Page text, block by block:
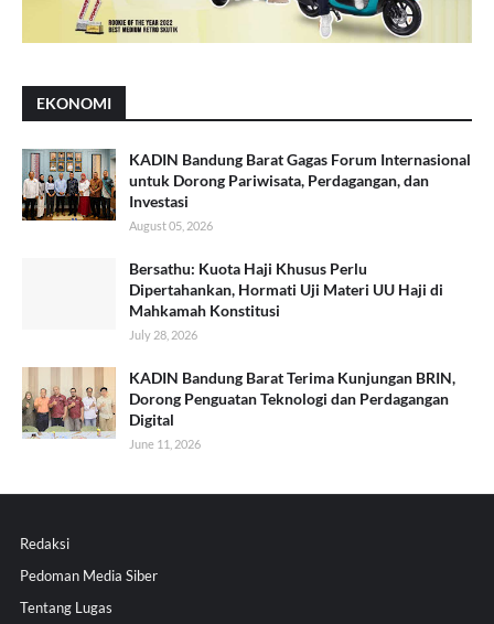
EKONOMI
KADIN Bandung Barat Gagas Forum Internasional
untuk Dorong Pariwisata, Perdagangan, dan
Investasi
August 05, 2026
Bersathu: Kuota Haji Khusus Perlu
Dipertahankan, Hormati Uji Materi UU Haji di
Mahkamah Konstitusi
July 28, 2026
KADIN Bandung Barat Terima Kunjungan BRIN,
Dorong Penguatan Teknologi dan Perdagangan
Digital
June 11, 2026
Redaksi
Pedoman Media Siber
Tentang Lugas